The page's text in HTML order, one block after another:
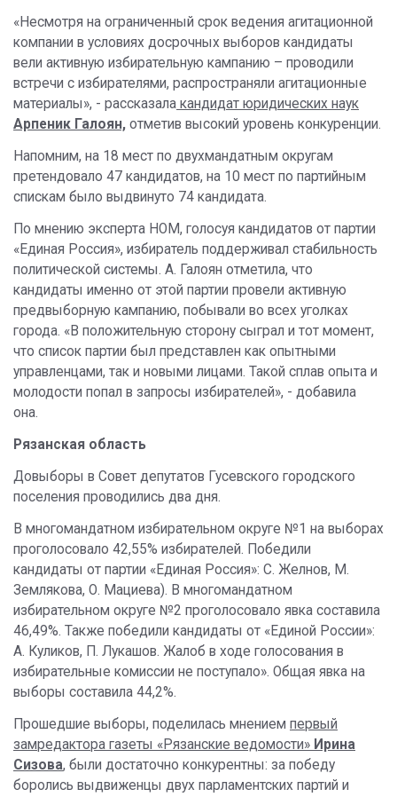
​«Несмотря на ограниченный срок ведения агитационной
компании в условиях досрочных выборов кандидаты
вели активную избирательную кампанию – проводили
встречи с избирателями, распространяли агитационные
материалы», - рассказала кандидат юридических наук
Арпеник Галоян, отметив высокий уровень конкуренции.
Напомним, на 18 мест по двухмандатным округам
претендовало 47 кандидатов, на 10 мест по партийным
спискам было выдвинуто 74 кандидата.
​По мнению эксперта НОМ, голосуя кандидатов от партии
«Единая Россия», избиратель поддерживал стабильность
политической системы. А. Галоян отметила, что
кандидаты именно от этой партии провели активную
предвыборную кампанию, побывали во всех уголках
города. «В положительную сторону сыграл и тот момент,
что список партии был представлен как опытными
управленцами, так и новыми лицами. Такой сплав опыта и
молодости попал в запросы избирателей», - добавила
она.
Рязанская область
Довыборы в Совет депутатов Гусевского городского
поселения проводились два дня.
В многомандатном избирательном округе №1 на выборах
проголосовало 42,55% избирателей. Победили
кандидаты от партии «Единая Россия»: С. Желнов, М.
Землякова, О. Мациева). В многомандатном
избирательном округе №2 проголосовало явка составила
46,49%. Также победили кандидаты от «Единой России»:
А. Куликов, П. Лукашов. Жалоб в ходе голосования в
избирательные комиссии не поступало». Общая явка на
выборы составила 44,2%.
Прошедшие выборы, поделилась мнением первый
замредактора газеты «Рязанские ведомости» Ирина
Сизова, были достаточно конкурентны: за победу
боролись выдвиженцы двух парламентских партий и